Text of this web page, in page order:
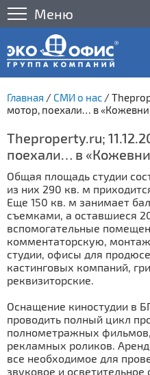
Меню
Главная / СМИ о нас /
мотор, поехали… в
Theproperty.ru;
поехали… в
Общая площадь студии
из них 290 кв. м
Еще 150 кв. м занимает
съемками, а оставшиеся
вспомогательные
комментаторскую,
студии, офисы для
кастинговых компаний,
реквизиторские.
Оснащение киностудии в
проводить полный цикл
полнометражных
рекламных роликов.
все необходимое для
звуковое и